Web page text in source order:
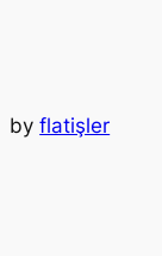
byflatişler